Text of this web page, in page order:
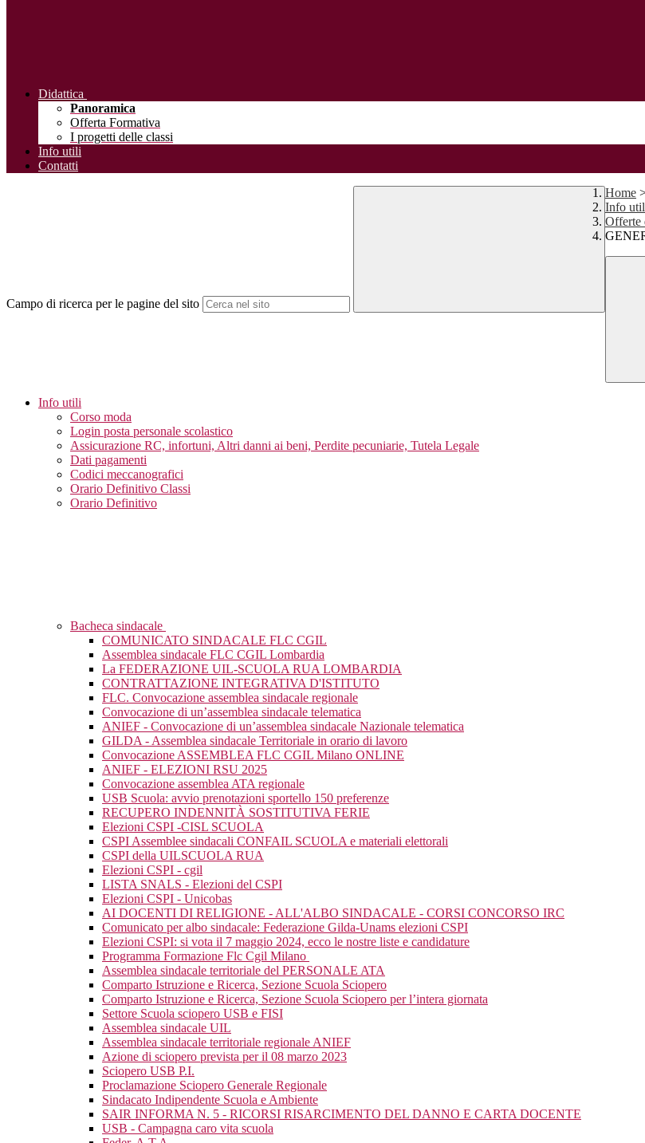
Didattica
Panoramica
Offerta Formativa
I progetti delle classi
Info utili
Contatti
Campo di ricerca per le pagine del sito
Home
Info
Offerte
Info utili
Corso moda
Login posta personale scolastico
Assicurazione RC, infortuni, Altri danni ai beni, Perdite pecuniarie, Tutela Legale
Dati pagamenti
Codici meccanografici
Orario Definitivo Classi
Orario Definitivo
Bacheca sindacale
COMUNICATO SINDACALE FLC CGIL
Assemblea sindacale FLC CGIL Lombardia
La FEDERAZIONE UIL-SCUOLA RUA LOMBARDIA
CONTRATTAZIONE INTEGRATIVA D'ISTITUTO
FLC. Convocazione assemblea sindacale regionale
Convocazione di un’assemblea sindacale telematica
ANIEF - Convocazione di un’assemblea sindacale Nazionale telematica
GILDA - Assemblea sindacale Territoriale in orario di lavoro
Convocazione ASSEMBLEA FLC CGIL Milano ONLINE
ANIEF - ELEZIONI RSU 2025
Convocazione assemblea ATA regionale
USB Scuola: avvio prenotazioni sportello 150 preferenze
RECUPERO INDENNITÀ SOSTITUTIVA FERIE
Elezioni CSPI -CISL SCUOLA
CSPI Assemblee sindacali CONFAIL SCUOLA e materiali elettorali
CSPI della UILSCUOLA RUA
Elezioni CSPI - cgil
LISTA SNALS - Elezioni del CSPI
Elezioni CSPI - Unicobas
AI DOCENTI DI RELIGIONE - ALL'ALBO SINDACALE - CORSI CONCORSO IRC
Comunicato per albo sindacale: Federazione Gilda-Unams elezioni CSPI
Elezioni CSPI: si vota il 7 maggio 2024, ecco le nostre liste e candidature
Programma Formazione Flc Cgil Milano
Assemblea sindacale territoriale del PERSONALE ATA
Comparto Istruzione e Ricerca, Sezione Scuola Sciopero
Comparto Istruzione e Ricerca, Sezione Scuola Sciopero per l’intera giornata
Settore Scuola sciopero USB e FISI
Assemblea sindacale UIL
Assemblea sindacale territoriale regionale ANIEF
Azione di sciopero prevista per il 08 marzo 2023
Sciopero USB P.I.
Proclamazione Sciopero Generale Regionale
Sindacato Indipendente Scuola e Ambiente
SAIR INFORMA N. 5 - RICORSI RISARCIMENTO DEL DANNO E CARTA DOCENTE
USB - Campagna caro vita scuola